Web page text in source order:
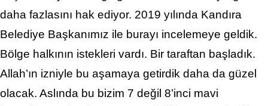
daha fazlasını hak ediyor. 2019 yılında Kandıra
Belediye Başkanımız ile burayı incelemeye geldik.
Bölge halkının istekleri vardı. Bir taraftan başladık.
Allah’ın izniyle bu aşamaya getirdik daha da güzel
olacak. Aslında bu bizim 7 değil 8’inci mavi